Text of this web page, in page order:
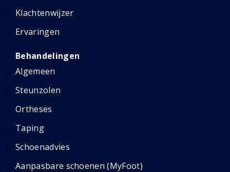
Klachtenwijzer
Ervaringen
Behandelingen
Algemeen
Steunzolen
Ortheses
Taping
Schoenadvies
Aanpasbare schoenen (MyFoot)